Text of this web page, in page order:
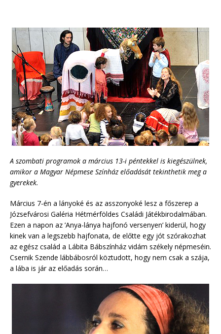
A szombati programok a március 13-i péntekkel is kiegészülnek,
amikor a Magyar Népmese Színház előadását tekinthetik meg a
gyerekek.
Március 7-én a lányoké és az asszonyoké lesz a főszerep a
Józsefvárosi Galéria Hétmérföldes Családi Játékbirodalmában.
Ezen a napon az ’Anya-lánya hajfonó versenyen’ kiderül, hogy
kinek van a legszebb hajfonata, de előtte egy jót szórakozhat
az egész család a Lábita Bábszínház vidám székely népmeséin.
Csernik Szende lábbábosról köztudott, hogy nem csak a szája,
a lába is jár az előadás során…